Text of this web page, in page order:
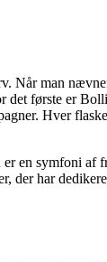
Når man
første er
Hver
symfoni af
der har